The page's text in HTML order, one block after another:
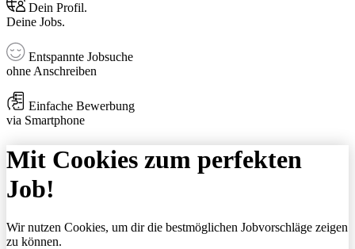
Dein Profil.
Deine Jobs.
Entspannte Jobsuche
ohne Anschreiben
Einfache Bewerbung
via Smartphone
Mit Cookies zum perfekten
Job!
Wir nutzen Cookies, um dir die bestmöglichen Jobvorschläge zeigen
zu können.